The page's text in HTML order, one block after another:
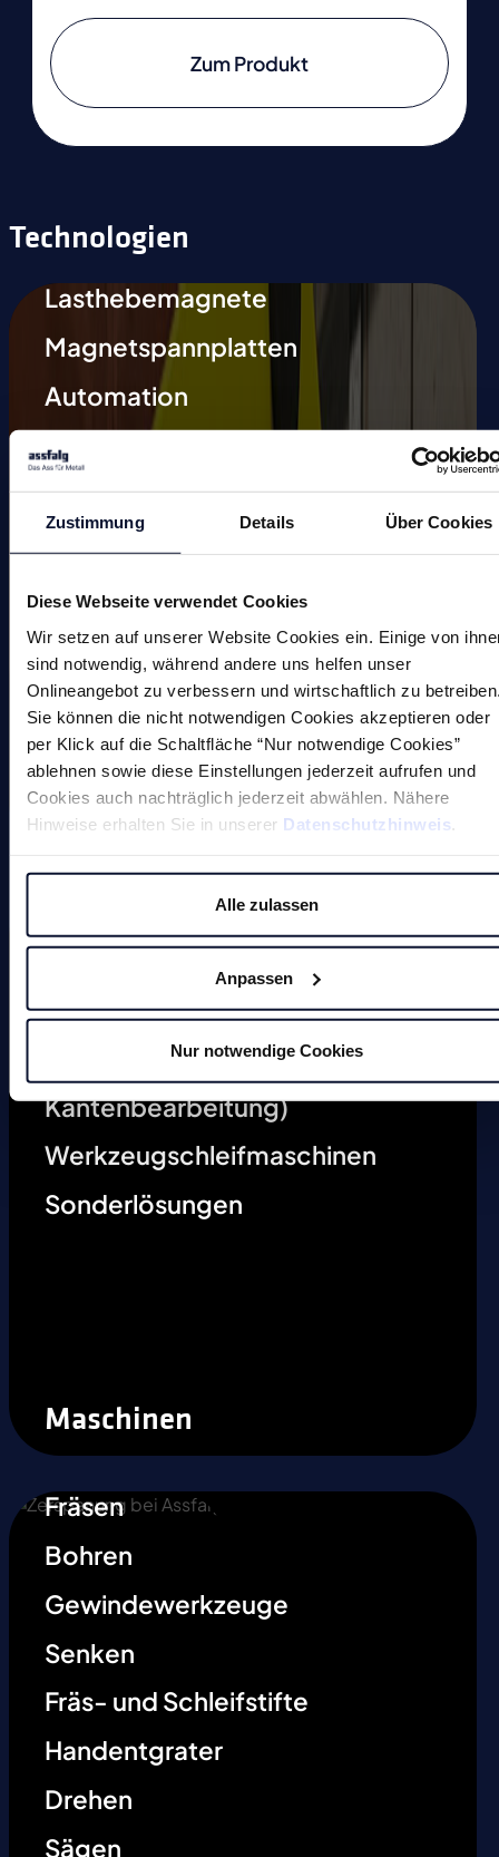
Zustimmung Details Über Cookies
Diese Webseite verwendet Cookies
Wir setzen auf unserer Website Cookies ein. Einige von
sind notwendig, während andere uns helfen unser
Onlineangebot zu verbessern und wirtschaftlich zu
Sie können die nicht notwendigen Cookies akzeptieren oder
per Klick auf die Schaltfläche “Nur notwendige Cookies”
ablehnen sowie diese Einstellungen jederzeit aufrufen und
Cookies auch nachträglich jederzeit abwählen. Nähere
Hinweise erhalten Sie in unserer Datenschutzhinweis
Alle zulassen
Anpassen
Nur notwendige Cookies
Zum Produkt
Technologien
Lasthebemagnete
Magnetspannplatten
Automation
Magnetische Schweißhilfen
Entmagnetisieren
Magnetische Werkzeuge
Kleinmagnete
Sonderlösungen
Magnete
Entgratmaschinen (undefinierte
Kantenbearbeitung)
Durchlaufentgratmaschine
Gleitschleifmaschinen
Anfasmaschinen (definierte
Kantenbearbeitung)
Werkzeugschleifmaschinen
Sonderlösungen
Maschinen
Fräsen
Bohren
Gewindewerkzeuge
Senken
Fräs- und Schleifstifte
Handentgrater
Drehen
Sägen